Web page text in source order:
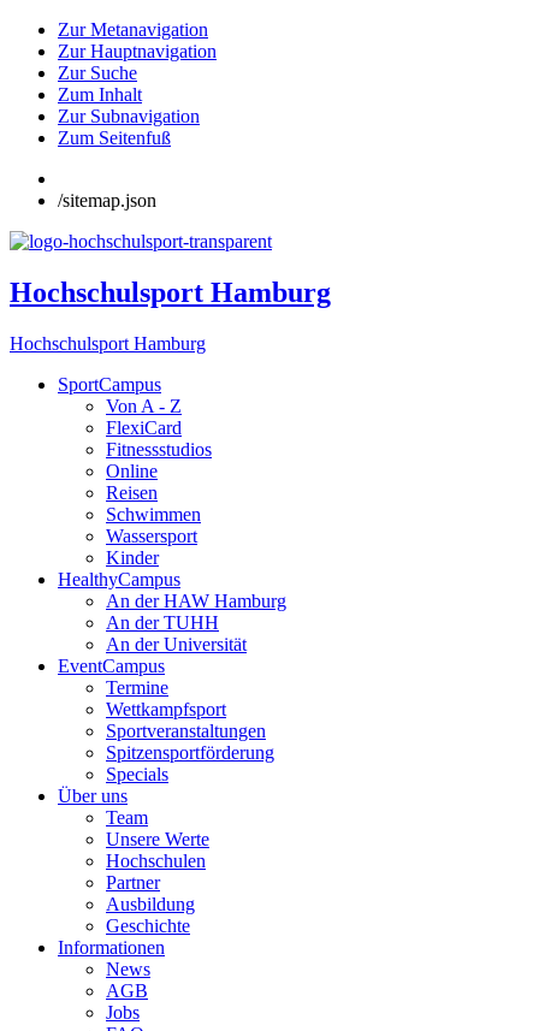
Zur Metanavigation
Zur Hauptnavigation
Zur Suche
Zum Inhalt
Zur Subnavigation
Zum Seitenfuß
/sitemap.json
Hochschulsport Hamburg
Hochschulsport Hamburg
SportCampus
Von A - Z
FlexiCard
Fitnessstudios
Online
Reisen
Schwimmen
Wassersport
Kinder
HealthyCampus
An der HAW Hamburg
An der TUHH
An der Universität
EventCampus
Termine
Wettkampfsport
Sportveranstaltungen
Spitzensportförderung
Specials
Über uns
Team
Unsere Werte
Hochschulen
Partner
Ausbildung
Geschichte
Informationen
News
AGB
Jobs